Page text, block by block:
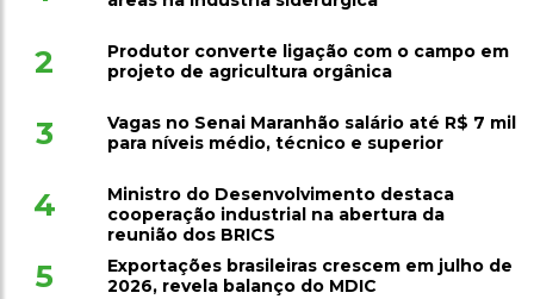
2
Produtor converte ligação com o campo em
projeto de agricultura orgânica
3
Vagas no Senai Maranhão salário até R$ 7 mil
para níveis médio, técnico e superior
4
Ministro do Desenvolvimento destaca
cooperação industrial na abertura da
reunião dos BRICS
5
Exportações brasileiras crescem em julho de
2026, revela balanço do MDIC